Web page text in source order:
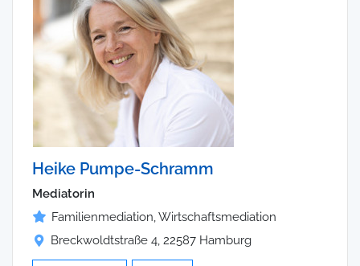
Heike Pumpe-Schramm
Mediatorin
Familienmediation, Wirtschaftsmediation
Breckwoldtstraße 4, 22587 Hamburg